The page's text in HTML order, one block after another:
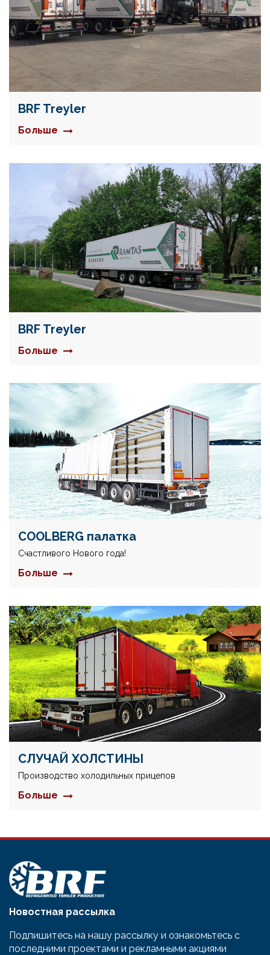
BRF Treyler
Больше
BRF Treyler
Больше
COOLBERG палатка
Счастливого Нового года!
Больше
СЛУЧАЙ ХОЛСТИНЫ
Производство холодильных прицепов
Больше
Новостная рассылка
Подпишитесь на нашу рассылку и ознакомьтесь с
последними проектами и рекламными акциями